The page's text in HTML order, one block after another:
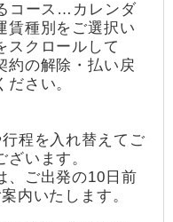
コース…カレンダ
賃種別をご選択い
スクロールして
の解除・払い戻
さい。
程を入れ替えてご
います。
ご出発の10日前
内いたします。